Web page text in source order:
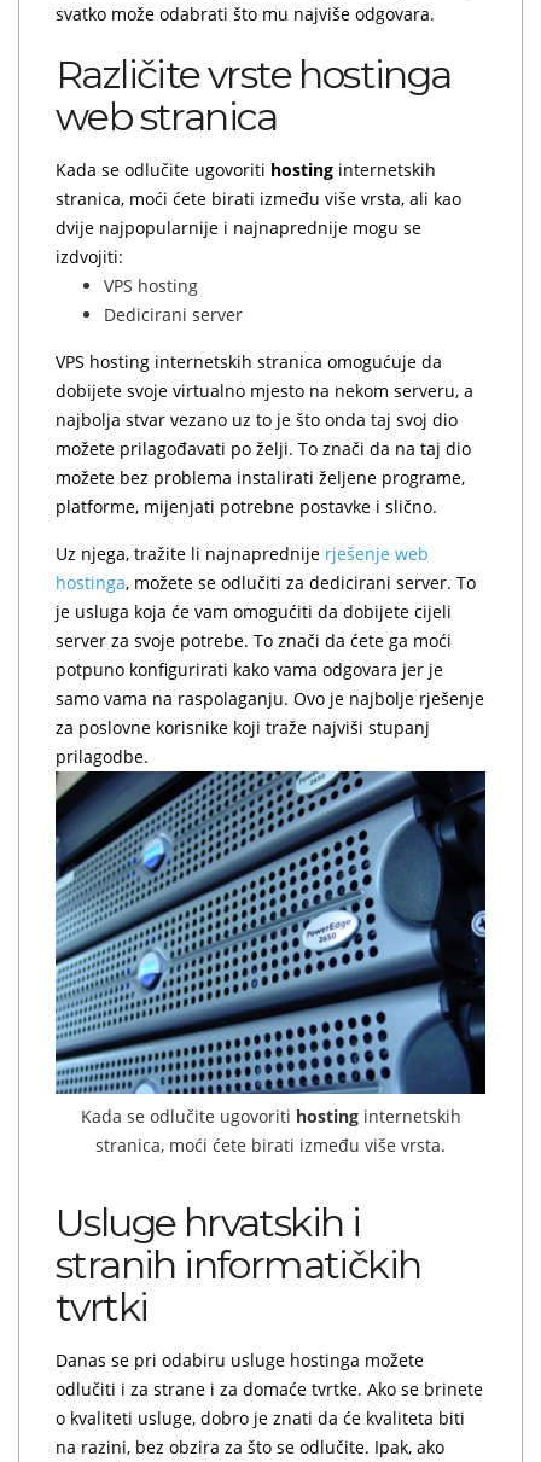
svatko može odabrati što mu najviše odgovara.
Različite vrste hostinga
web stranica
Kada se odlučite ugovoriti hosting internetskih
stranica, moći ćete birati između više vrsta, ali kao
dvije najpopularnije i najnaprednije mogu se
izdvojiti:
VPS hosting
Dedicirani server
VPS hosting internetskih stranica omogućuje da
dobijete svoje virtualno mjesto na nekom serveru, a
najbolja stvar vezano uz to je što onda taj svoj dio
možete prilagođavati po želji. To znači da na taj dio
možete bez problema instalirati željene programe,
platforme, mijenjati potrebne postavke i slično.
Uz njega, tražite li najnaprednije rješenje web
hostinga, možete se odlučiti za dedicirani server. To
je usluga koja će vam omogućiti da dobijete cijeli
server za svoje potrebe. To znači da ćete ga moći
potpuno konfigurirati kako vama odgovara jer je
samo vama na raspolaganju. Ovo je najbolje rješenje
za poslovne korisnike koji traže najviši stupanj
prilagodbe.
Kada se odlučite ugovoriti hostinginternetskih
stranica, moći ćete birati između više vrsta.
Usluge hrvatskih i
stranih informatičkih
tvrtki
Danas se pri odabiru usluge hostinga možete
odlučiti i za strane i za domaće tvrtke. Ako se brinete
o kvaliteti usluge, dobro je znati da će kvaliteta biti
na razini, bez obzira za što se odlučite. Ipak, ako